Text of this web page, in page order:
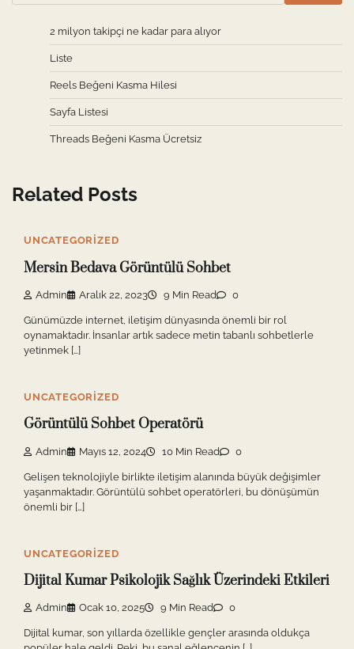
2 milyon takipçi ne kadar para alıyor
Liste
Reels Beğeni Kasma Hilesi
Sayfa Listesi
Threads Beğeni Kasma Ücretsiz
Related Posts
UNCATEGORIZED
Mersin Bedava Görüntülü Sohbet
Admin Aralık 22, 2023 9 Min Read 0
Günümüzde internet, iletişim dünyasında önemli bir rol
oynamaktadır. İnsanlar artık sadece metin tabanlı sohbetlerle
yetinmek […]
UNCATEGORIZED
Görüntülü Sohbet Operatörü
Admin Mayıs 12, 2024 10 Min Read 0
Gelişen teknolojiyle birlikte iletişim alanında büyük değişimler
yaşanmaktadır. Görüntülü sohbet operatörleri, bu dönüşümün
önemli bir […]
UNCATEGORIZED
Dijital Kumar Psikolojik Sağlık Üzerindeki Etkileri
Admin Ocak 10, 2025 9 Min Read 0
Dijital kumar, son yıllarda özellikle gençler arasında oldukça